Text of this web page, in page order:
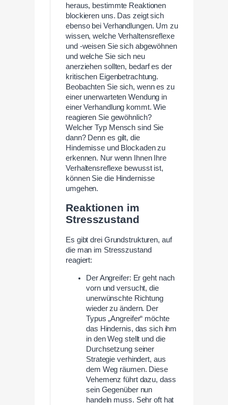
heraus, bestimmte Reaktionen
blockieren uns. Das zeigt sich
ebenso bei Verhandlungen. Um zu
wissen, welche Verhaltensreflexe
und -weisen Sie sich abgewöhnen
und welche Sie sich neu
anerziehen sollten, bedarf es der
kritischen Eigenbetrachtung.
Beobachten Sie sich, wenn es zu
einer unerwarteten Wendung in
einer Verhandlung kommt. Wie
reagieren Sie gewöhnlich?
Welcher Typ Mensch sind Sie
dann? Denn es gilt, die
Hindernisse und Blockaden zu
erkennen. Nur wenn Ihnen Ihre
Verhaltensreflexe bewusst ist,
können Sie die Hindernisse
umgehen.
Reaktionen im
Stresszustand
Es gibt drei Grundstrukturen, auf
die man im Stresszustand
reagiert:
Der Angreifer: Er geht nach
vorn und versucht, die
unerwünschte Richtung
wieder zu ändern. Der
Typus „Angreifer“ möchte
das Hindernis, das sich ihm
in den Weg stellt und die
Durchsetzung seiner
Strategie verhindert, aus
dem Weg räumen. Diese
Vehemenz führt dazu, dass
sein Gegenüber nun
handeln muss. Sehr oft hat